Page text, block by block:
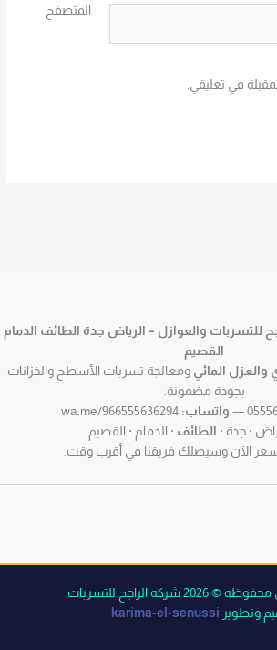
المتصفح
في تعليقي.
للتسربات والعوازل – الرياض جدة الطائف الدمام
القصيم
والعزل المائي ومعالجة تسربات الأسطح والخزانات
بجودة مضمونة.
واتساب:
· جدة · الطائف · الدمام · القصيم.
الآن وسيصلك فريقنا في أقرب وقت.
شركه الراجح للتسربات
وتطوير karima-el-senussi